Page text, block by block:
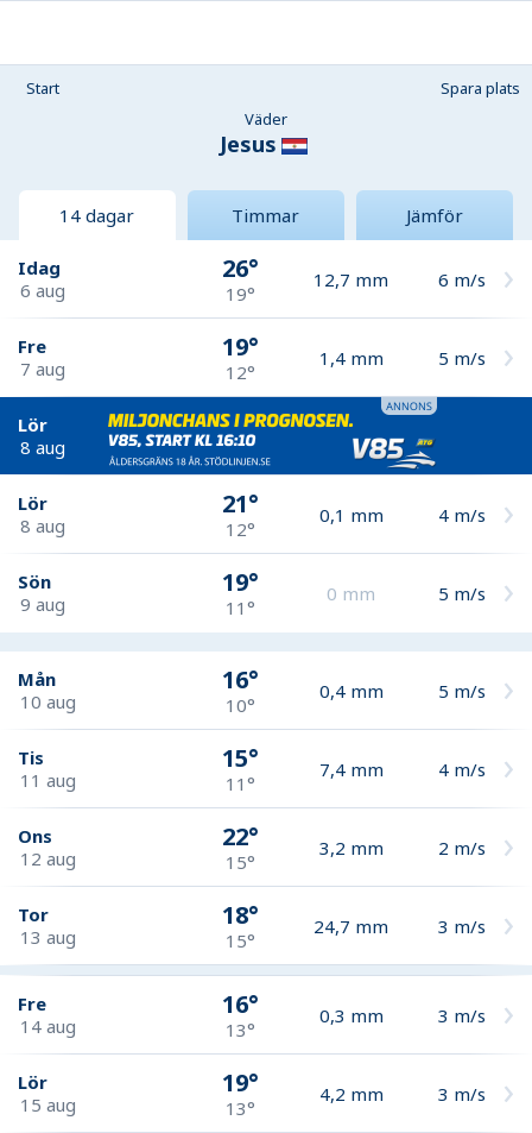
Start
Spara plats
Väder
Jesus
14 dagar Timmar Jämför
Idag
6 aug
26°
19°
12,7 mm 6 m/s
Fre
7 aug
19°
12°
1,4 mm 5 m/s
Lör
8 aug
Lör
8 aug
21°
12°
0,1 mm 4 m/s
Sön
9 aug
19°
11°
0 mm 5 m/s
Mån
10 aug
16°
10°
0,4 mm 5 m/s
Tis
11 aug
15°
11°
7,4 mm 4 m/s
Ons
12 aug
22°
15°
3,2 mm 2 m/s
Tor
13 aug
18°
15°
24,7 mm 3 m/s
Fre
14 aug
16°
13°
0,3 mm 3 m/s
Lör
15 aug
19°
13°
4,2 mm 3 m/s